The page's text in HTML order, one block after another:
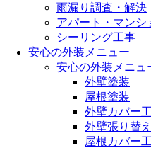
雨漏り調査・解決
アパート・マン
シーリング工事
安心の外装メニュー
安心の外装メニュ
外壁塗装
屋根塗装
外壁カバー
外壁張り替え
屋根カバー